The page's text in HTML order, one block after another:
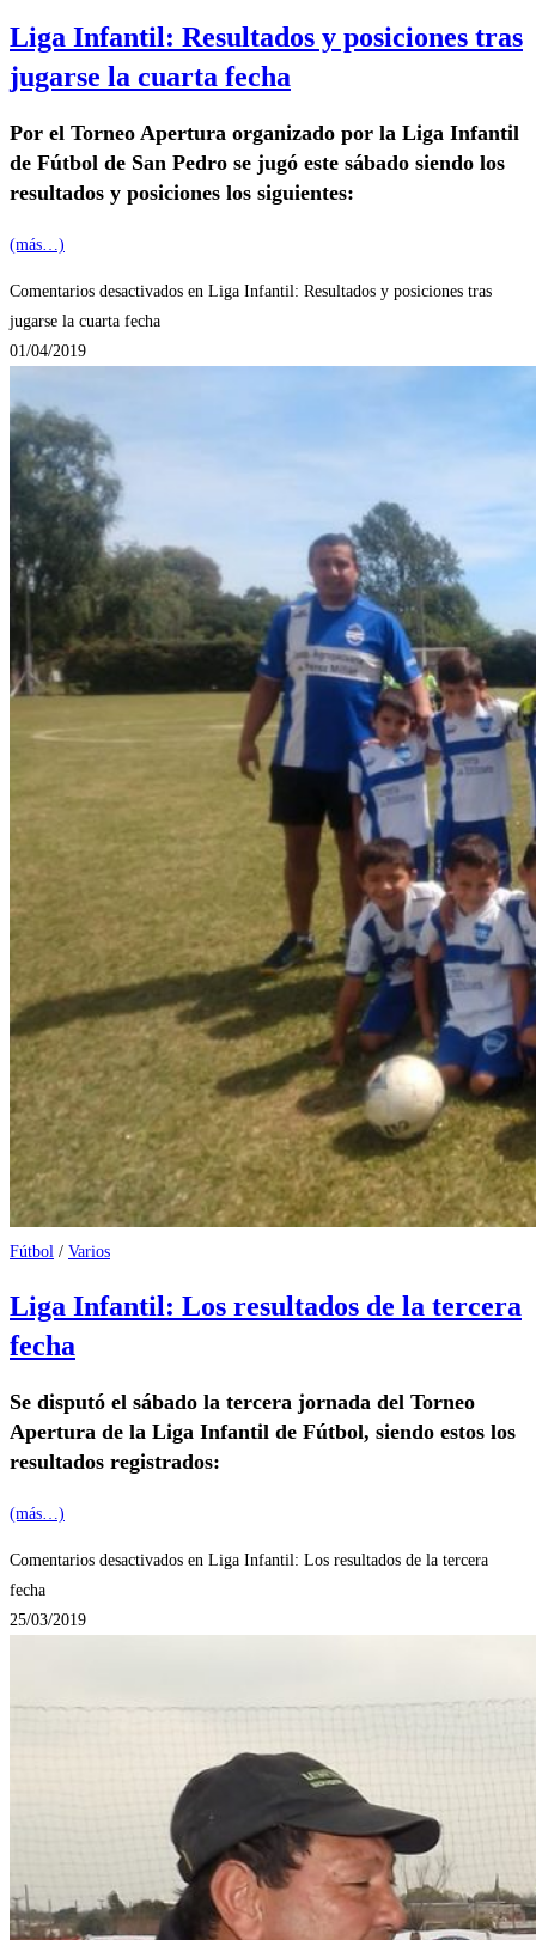
Liga Infantil: Resultados y posiciones tras
jugarse la cuarta fecha
Por el Torneo Apertura organizado por la Liga Infantil
de Fútbol de San Pedro se jugó este sábado siendo los
resultados y posiciones los siguientes:
(más…)
Comentarios desactivados en Liga Infantil: Resultados y posiciones tras
jugarse la cuarta fecha
01/04/2019
Fútbol / Varios
Liga Infantil: Los resultados de la tercera
fecha
Se disputó el sábado la tercera jornada del Torneo
Apertura de la Liga Infantil de Fútbol, siendo estos los
resultados registrados:
(más…)
Comentarios desactivados en Liga Infantil: Los resultados de la tercera
fecha
25/03/2019